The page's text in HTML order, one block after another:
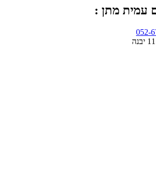
עמית מתן :